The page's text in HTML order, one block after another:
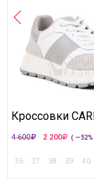
Кроссовки
4 600 2 200 ( —52%
36 37 38 39 40